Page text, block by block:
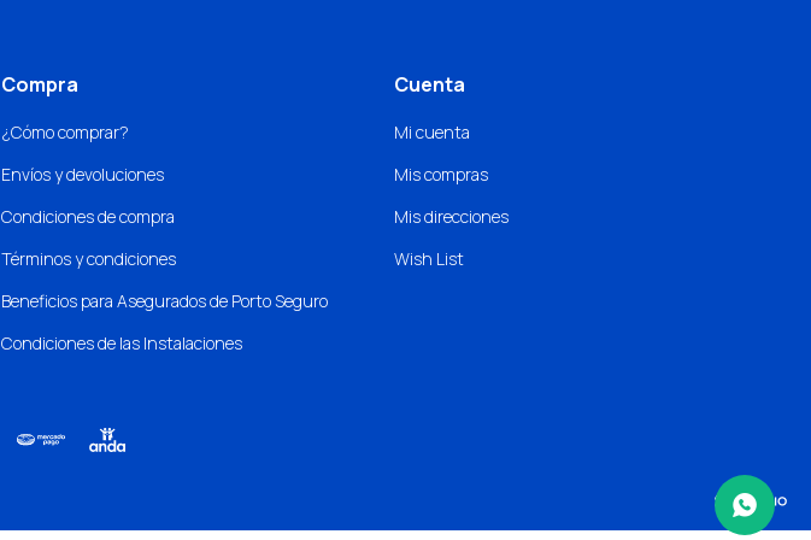
Compra
¿Cómo comprar?
Envíos y devoluciones
Condiciones de compra
Términos y condiciones
Beneficios para Asegurados de Porto Seguro
Condiciones de las Instalaciones
Cuenta
Mi cuenta
Mis compras
Mis direcciones
Wish List